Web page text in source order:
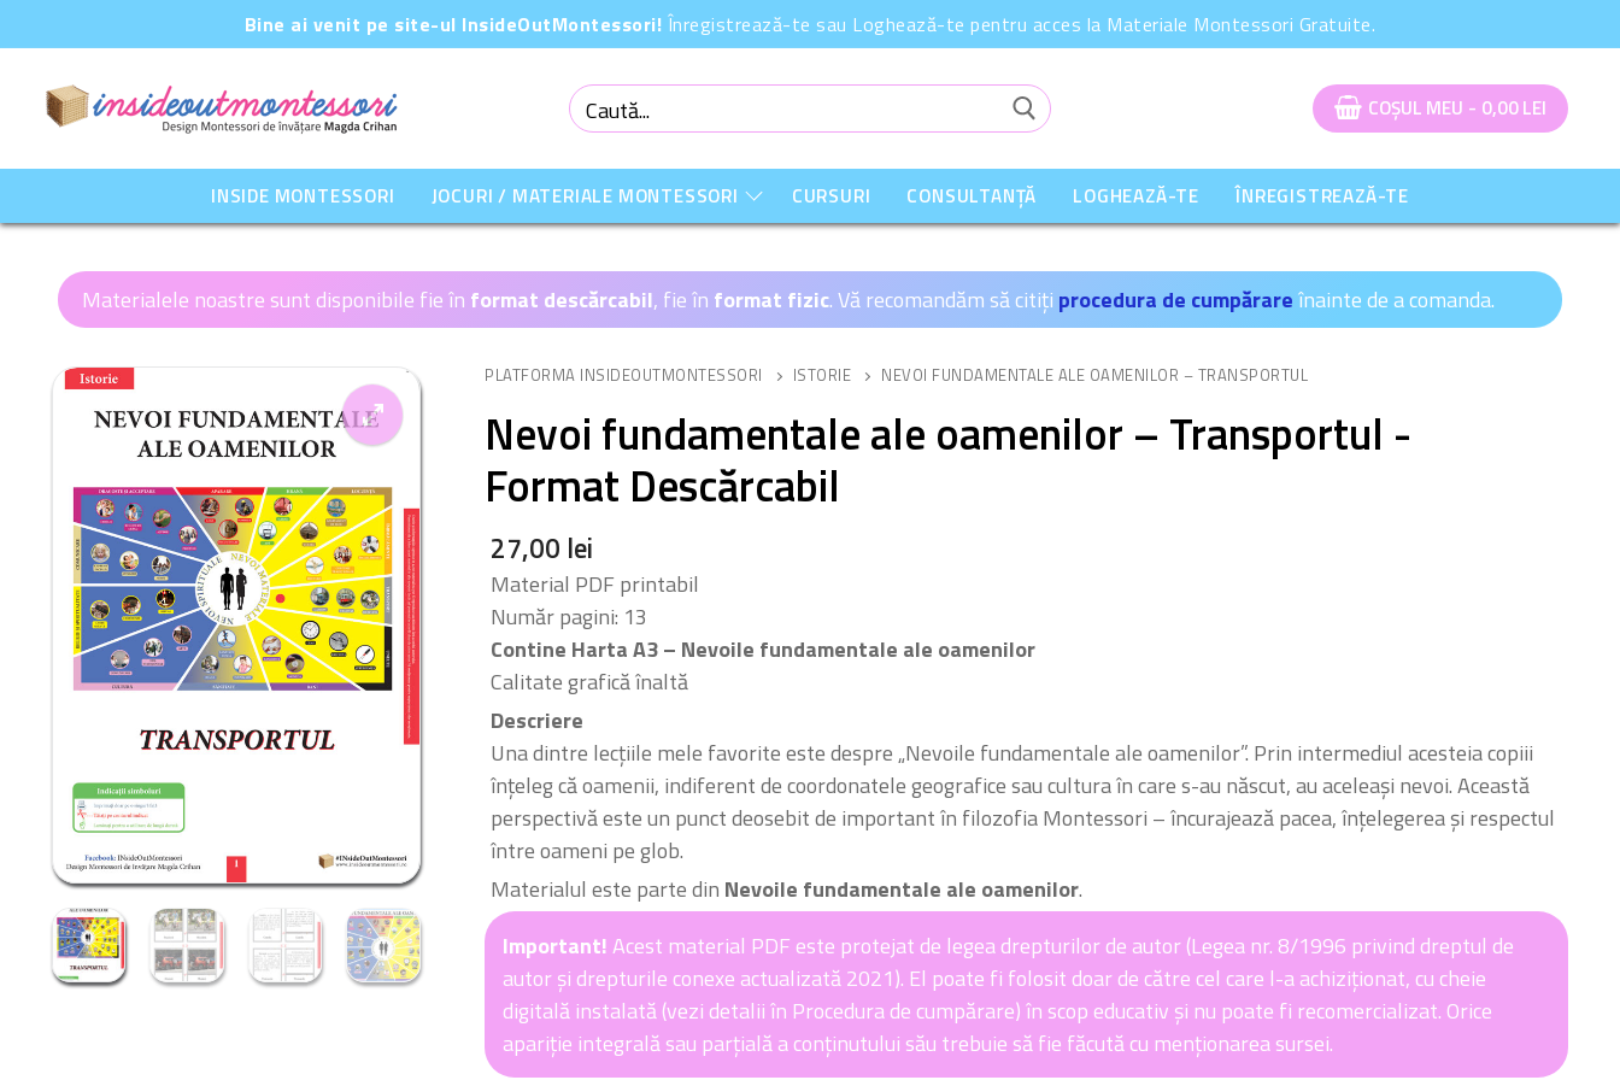
la
conținut
Bine ai venit pe site-ul InsideOutMontessori! Înregistrează-te sau Loghează-te pentru acces la Materiale Montessori Gratuite.
Caută
după:
COȘUL MEU - 0,00LEI
INSIDE MONTESSORI JOCURI / MATERIALE MONTESSORI CURSURI CONSULTANȚĂ LOGHEAZĂ-TE ÎNREGISTREAZĂ-TE
Materialele noastre sunt disponibile fie în format descărcabil, fie în format fizic. Vă recomandăm să citiți procedura de cumpărareînainte de a comanda.
🔍
PLATFORMA INSIDEOUTMONTESSORI ISTORIE NEVOI FUNDAMENTALE ALE OAMENILOR – TRANSPORTUL
Nevoi fundamentale ale oamenilor – Transportul -
Format Descărcabil
27,00 lei
Material PDF printabil
Număr pagini: 13
Contine Harta A3 – Nevoile fundamentale ale oamenilor
Calitate grafică înaltă
Descriere
Una dintre lecțiile mele favorite este despre „Nevoile fundamentale ale oamenilor”. Prin intermediul acesteia copiii
înțeleg că oamenii, indiferent de coordonatele geografice sau cultura în care s-au născut, au aceleași nevoi. Această
perspectivă este un punct deosebit de important în filozofia Montessori – încurajează pacea, înțelegerea și respectul
între oameni pe glob.
Materialul este parte din Nevoile fundamentale ale oamenilor.
Important!Acest material PDF este protejat de legea drepturilor de autor (Legea nr. 8/1996 privind dreptul de
autor și drepturile conexe actualizată 2021). El poate fi folosit doar de către cel care l-a achiziționat, cu cheie
digitală instalată (vezi detalii în Procedura de cumpărare) în scop educativ și nu poate fi recomercializat. Orice
apariție integrală sau parțială a conținutului său trebuie să fie făcută cu menționarea sursei.